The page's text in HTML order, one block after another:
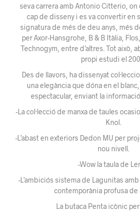
seva carrera amb Antonio Citterio, on
cap de disseny i es va convertir en
signatura de més de deu anys, més
per Axor-Hansgrohe, B & B Itàlia,
Technogym, entre d’altres. Tot això,
propi estudi el
Des de llavors, ha dissenyat
una elegància que dóna en el
espectacular, enviant la
-La col·lecció de manxa de taules
Knol.
-L’abast en exteriors Dedon MU per
nou nivell.
-Wow la taula de
-L’ambiciós sistema de Lagunitas amb
contemporània profusa de
La butaca Penta icònic per